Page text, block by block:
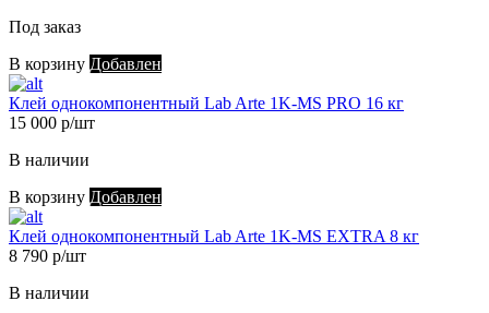
Под заказ
В корзину Добавлен
Клей однокомпонентный Lab Arte 1K-MS PRO 16 кг
15 000 р/шт
В наличии
В корзину Добавлен
Клей однокомпонентный Lab Arte 1K-MS EXTRA 8 кг
8 790 р/шт
В наличии